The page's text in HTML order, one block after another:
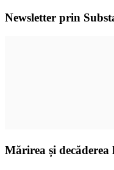
Newsletter prin
Mărirea și decăderea